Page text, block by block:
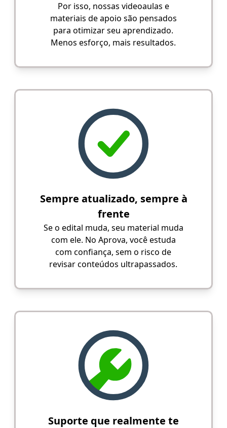
Por isso, nossas videoaulas e
materiais de apoio são pensados
para otimizar seu aprendizado.
Menos esforço, mais resultados.
Sempre atualizado, sempre à
frente
Se o edital muda, seu material muda
com ele. No Aprova, você estuda
com confiança, sem o risco de
revisar conteúdos ultrapassados.
Suporte que realmente te